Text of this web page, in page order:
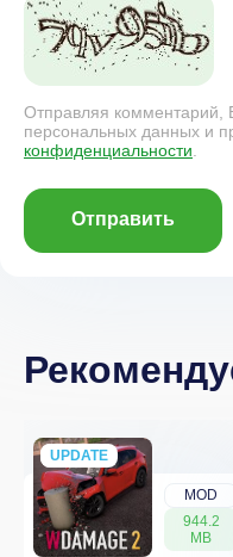
Отправляя комментарий,
персональных данных и
конфиденциальности
Отправить
MOD
944.2
MB
UPDATE
NEW